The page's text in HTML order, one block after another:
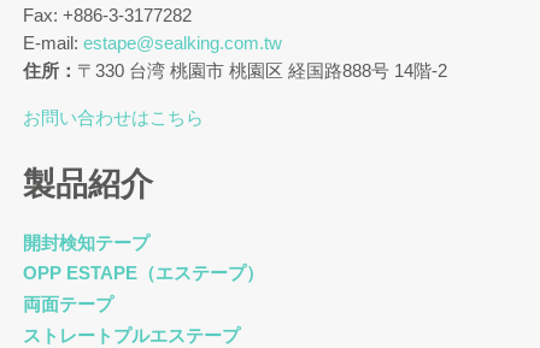
Fax: +886-3-3177282
E-mail:estape@sealking.com.tw
住所： 〒330 台湾 桃園市 桃園区 経国路888号 14階-2
お問い合わせはこちら
製品紹介
開封検知テープ
OPP ESTAPE（エステープ）
両面テープ
ストレートプルエステープ